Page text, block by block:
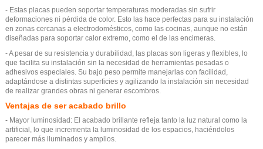
- Estas placas pueden soportar temperaturas moderadas sin sufrir
deformaciones ni pérdida de color. Esto las hace perfectas para su instalación
en zonas cercanas a electrodomésticos, como las cocinas, aunque no están
diseñadas para soportar calor extremo, como el de las encimeras.
- A pesar de su resistencia y durabilidad, las placas son ligeras y flexibles, lo
que facilita su instalación sin la necesidad de herramientas pesadas o
adhesivos especiales. Su bajo peso permite manejarlas con facilidad,
adaptándose a distintas superficies y agilizando la instalación sin necesidad
de realizar grandes obras ni generar escombros.
Ventajas de ser acabado brillo
- Mayor luminosidad: El acabado brillante refleja tanto la luz natural como la
artificial, lo que incrementa la luminosidad de los espacios, haciéndolos
parecer más iluminados y amplios.